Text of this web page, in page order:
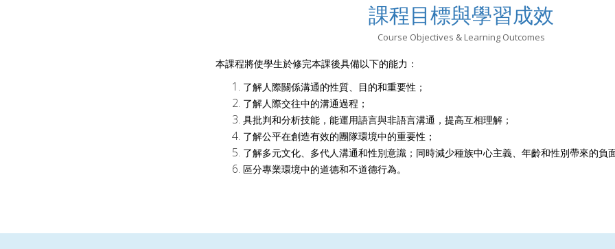
課程目標與學習成效
Course Objectives & Learning Outcomes
本課程將使學生於修完本課後具備以下的能力：
了解人際關係溝通的性質、目的和重要性；
了解人際交往中的溝通過程；
具批判和分析技能，能運用語言與非語言溝通，提高互相理解；
了解公平在創造有效的團隊環境中的重要性；
了解多元文化、多代人溝通和性別意識；同時減少種族中心主義、年齡和性別帶來的負
區分專業環境中的道德和不道德行為。